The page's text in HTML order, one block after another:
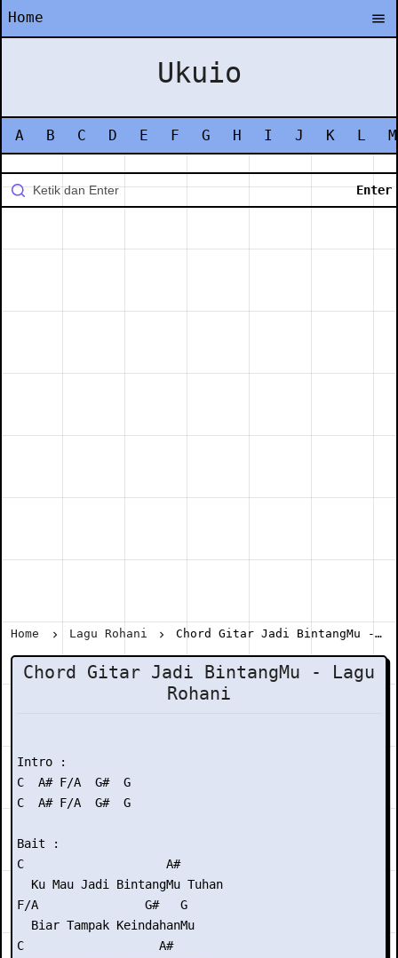
Home
Ukuio
A B C D E F G H I J K L M
Home Lagu Rohani Chord Gitar Jadi BintangMu - Lagu Rohani
Chord Gitar Jadi BintangMu - Lagu
Rohani
Intro :
C  A# F/A  G#  G
C  A# F/A  G#  G
Bait :
C                    A#
  Ku Mau Jadi BintangMu Tuhan
F/A               G#   G
  Biar Tampak KeindahanMu
C                   A#